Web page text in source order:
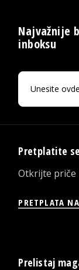
Najvažnije
inboksu
Pretplatite se
Otkrijte priče
PRETPLATA
Prelistaj